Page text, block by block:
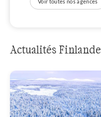
Actualités Finlande